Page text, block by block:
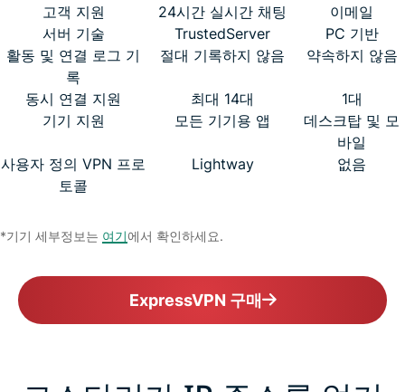
고객 지원
24시간 실시간 채팅
이메일
서버 기술
TrustedServer
PC 기반
활동 및 연결 로그 기
록
절대 기록하지 않음 약속하지 않음
동시 연결 지원 최대 14대
1대
기기 지원
모든 기기용 앱
데스크탑 및 모
바일
사용자 정의 VPN 프로
토콜
Lightway 없음
*기기 세부정보는 여기에서 확인하세요.
ExpressVPN 구매